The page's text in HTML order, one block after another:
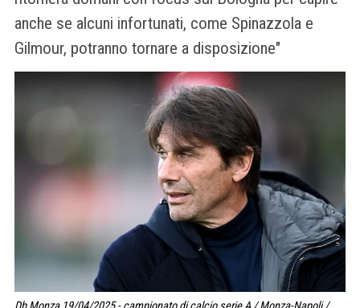
anche se alcuni infortunati, come Spinazzola e
Gilmour, potranno tornare a disposizione"